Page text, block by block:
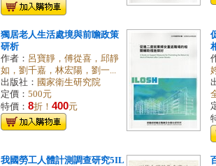
獨居老人生活處境與前瞻政策
研析
作者： 呂寶靜，傅從喜，邱靜
如，劉千嘉，林宏陽，劉一...
出版社： 國家衛生研究院
定價： 500元
特價： 8折！ 400元
我國勞工人體計測調查研究5IL